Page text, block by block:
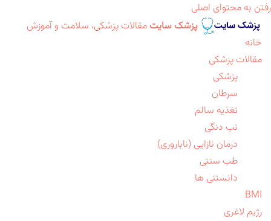
رفتن به محتوای اصلی
پزشک سایت مقالات پزشکی، سلامت و آموزش
خانه
مقالات پزشکی
پزشکی
سرطان
تغذیه سالم
تب دنگی
درمان نازایی (ناباروری)
طب سنتی
دانستنی ها
BMI
رژیم لاغری